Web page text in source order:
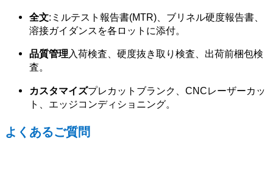
全文:ミルテスト報告書(MTR)、ブリネル硬度報告書、
溶接ガイダンスを各ロットに添付。
品質管理 入荷検査、硬度抜き取り検査、出荷前梱包検
査。
カスタマイズプレカットブランク、CNCレーザーカッ
ト、エッジコンディショニング。
よくあるご質問